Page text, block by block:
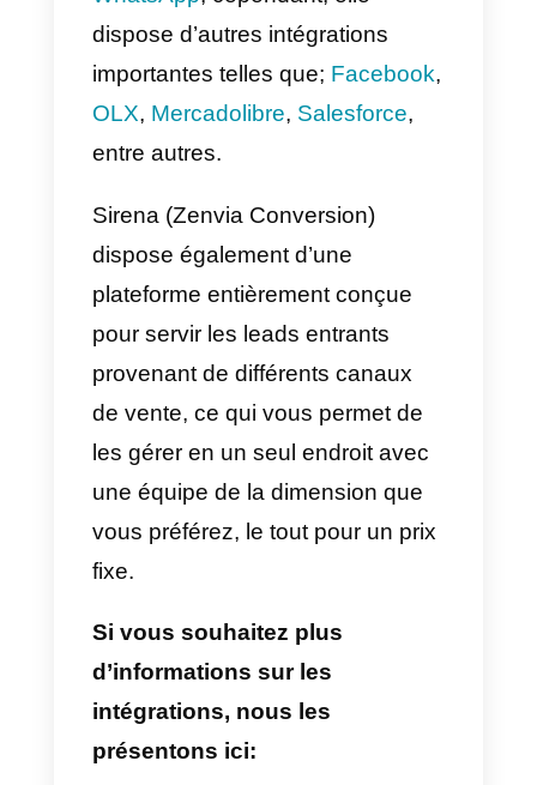
Sirena (Zenvia Conversion)
une compagnie qui vise à mettre
entreprises de manière intégrée,
principalement par le biais de
WhatsApp; cependant, elle
dispose d’autres intégrations
importantes telles que;Facebook
OLX
, Mercadolibre
entre autres.
dispose également d’une
plateforme entièrement conçue
pour servir les leads entrants